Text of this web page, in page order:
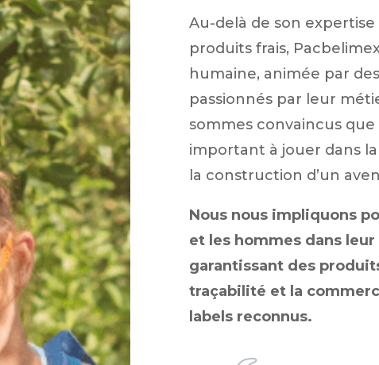
Au-delà de son
produits frais,
humaine, animée par
passionnés par leur
sommes convaincus
important à jouer dans
la construction d’un
Nous nous impliquons
et les hommes dans
garantissant des
traçabilité et la
labels reconnus.